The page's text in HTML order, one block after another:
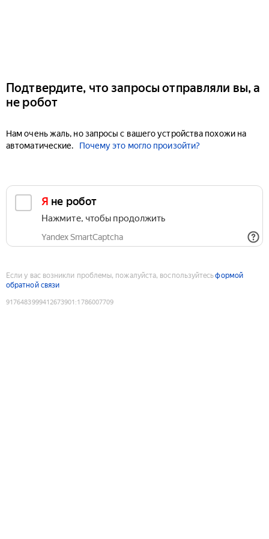
Подтвердите, что запросы отправляли вы, а
не робот
Нам очень жаль, но запросы с вашего устройства похожи на
автоматические.
Почему это могло произойти?
Я не робот
Нажмите, чтобы продолжить
Yandex SmartCaptcha
Если у вас возникли проблемы, пожалуйста, воспользуйтесьформой
обратной связи
9176483999412673901 :1786007709